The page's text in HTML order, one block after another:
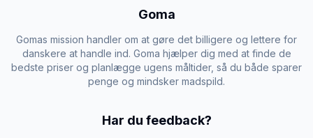
Goma
Gomas mission handler om at gøre det billigere og lettere for
danskere at handle ind. Goma hjælper dig med at finde de
bedste priser og planlægge ugens måltider, så du både sparer
penge og mindsker madspild.
Har du feedback?